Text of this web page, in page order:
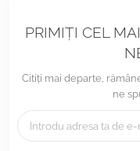
PRIMIȚI CEL
Citiți mai departe,
ne
Tel :